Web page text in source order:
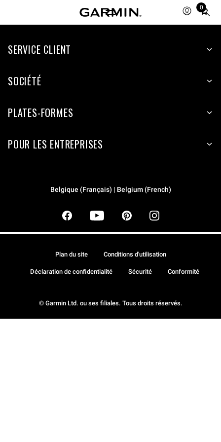
0
Total
items
cart:
SERVICE CLIENT
SOCIÉTÉ
PLATES-FORMES
POUR LES ENTREPRISES
Belgique (Français) | Belgium (French)
© Garmin Ltd. ou ses filiales. Tous droits réservés.
Plan du site Conditions d'utilisation
Déclaration de confidentialité Sécurité Conformité